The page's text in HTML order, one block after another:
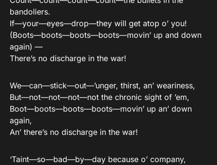
bandoliers.
If—your—eyes—drop—they will get atop o’ you!
(Boots—boots—boots—boots—movin’ up and down
again) —
There’s no discharge in the war!
We—can—stick—out—’unger, thirst, an’ weariness,
But—not—not—not—not the chronic sight of ’em,
Boot—boots—boots—boots—movin’ up an’ down
again,
An’ there’s no discharge in the war!
‘Taint—so—bad—by—day because o’ company,